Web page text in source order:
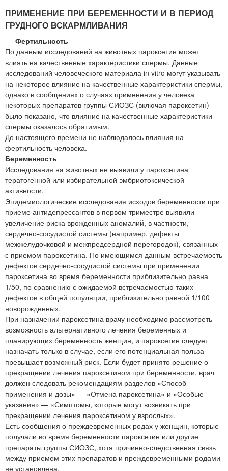
ПРИМЕНЕНИЕ ПРИ БЕРЕМЕННОСТИ И В ПЕРИОД
ГРУДНОГО ВСКАРМЛИВАНИЯ
Фертильность
По данным исследований на животных пароксетин может
влиять на качественные характеристики спермы. Данные
исследований человеческого материала in vitro могут указывать
на некоторое влияние на качественные характеристики спермы,
однако в сообщениях о случаях применения у человека
некоторых препаратов группы СИОЗС (включая пароксетин)
было показано, что влияние на качественные характеристики
спермы оказалось обратимым.
До настоящего времени не наблюдалось влияния на
фертильность человека.
Беременность
Исследования на животных не выявили у пароксетина
тератогенной или избирательной эмбриотоксической
активности.
Эпидемиологические исследования исходов беременности при
приеме антидепрессантов в первом триместре выявили
увеличение риска врожденных аномалий, в частности,
сердечно-сосудистой системы (например, дефекты
межжелудочковой и межпредсердной перегородок), связанных
с приемом пароксетина. По имеющимся данным встречаемость
дефектов сердечно-сосудистой системы при применении
пароксетина во время беременности приблизительно равна
1/50, по сравнению с ожидаемой встречаемостью таких
дефектов в общей популяции, приблизительно равной 1/100
новорожденных.
При назначении пароксетина врачу необходимо рассмотреть
возможность альтернативного лечения беременных и
планирующих беременность женщин, и пароксетин следует
назначать только в случае, если его потенциальная польза
превышает возможный риск. Если будет принято решение о
прекращении лечения пароксетином при беременности, врач
должен следовать рекомендациям разделов «Способ
применения и дозы» — «Отмена пароксетина» и «Особые
указания» — «Симптомы, которые могут возникать при
прекращении лечения пароксетином у взрослых».
Есть сообщения о преждевременных родах у женщин, которые
получали во время беременности пароксетин или другие
препараты группы СИОЗС, хотя причинно-следственная связь
между приемом этих препаратов и преждевременными родами
не установлена.